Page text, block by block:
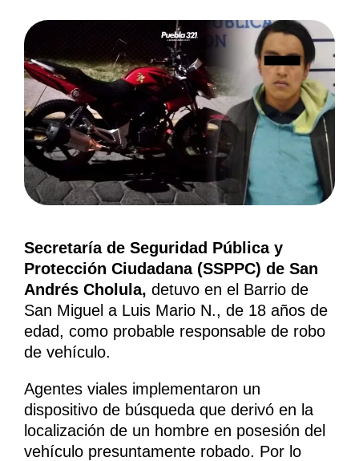
Secretaría de Seguridad Pública y
Protección Ciudadana (SSPPC) de San
Andrés Cholula, detuvo en el Barrio de
San Miguel a Luis Mario N., de 18 años de
edad, como probable responsable de robo
de vehículo.
Agentes viales implementaron un
dispositivo de búsqueda que derivó en la
localización de un hombre en posesión del
vehículo presuntamente robado. Por lo